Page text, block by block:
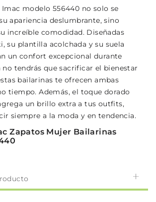
Imac modelo 556440 no solo se
apariencia deslumbrante, sino
increíble comodidad. Diseñadas
su plantilla acolchada y su suela
un confort excepcional durante
no tendrás que sacrificar el bienestar
bailarinas te ofrecen ambas
tiempo. Además, el toque dorado
un brillo extra a tus outfits,
siempre a la moda y en tendencia.
Zapatos Mujer Bailarinas